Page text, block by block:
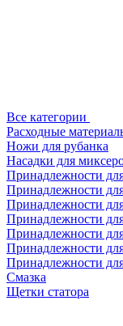
Все категории
Расходные
Ножи для рубанка
Насадки для
Принадлежности
Принадлежности
Принадлежности
Принадлежности
Принадлежности
Принадлежности
Принадлежности
Смазка
Щетки статора